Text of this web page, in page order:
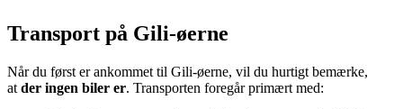
Transport på Gili-øerne
Når du først er ankommet til Gili-øerne, vil du hurtigt bemærke,
at der ingen biler er. Transporten foregår primært med: